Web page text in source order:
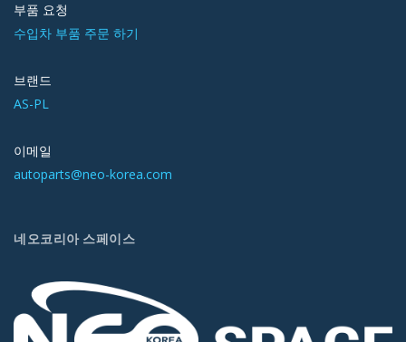
부품 요청
수입차 부품 주문 하기
브랜드
AS-PL
이메일
autoparts@neo-korea.com
네오코리아 스페이스